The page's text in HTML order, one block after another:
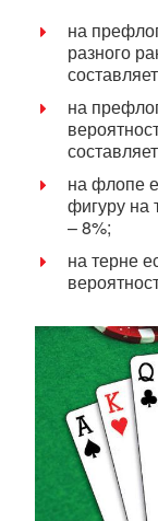
на
разного
на
на флопе
фигуру на
– 8%;
на терне